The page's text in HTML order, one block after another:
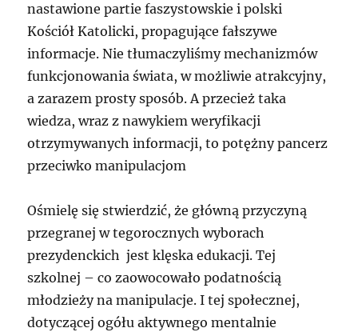
nastawione partie faszystowskie i polski
Kościół Katolicki, propagujące fałszywe
informacje. Nie tłumaczyliśmy mechanizmów
funkcjonowania świata, w możliwie atrakcyjny,
a zarazem prosty sposób. A przecież taka
wiedza, wraz z nawykiem weryfikacji
otrzymywanych informacji, to potężny pancerz
przeciwko manipulacjom
Ośmielę się stwierdzić, że główną przyczyną
przegranej w tegorocznych wyborach
prezydenckich jest klęska edukacji. Tej
szkolnej – co zaowocowało podatnością
młodzieży na manipulacje. I tej społecznej,
dotyczącej ogółu aktywnego mentalnie